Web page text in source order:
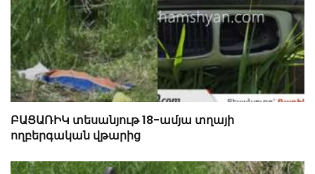
ԲԱՑԱՌԻԿ տեսանյութ 18-ամյա տղայի
ողբերգական վթարից